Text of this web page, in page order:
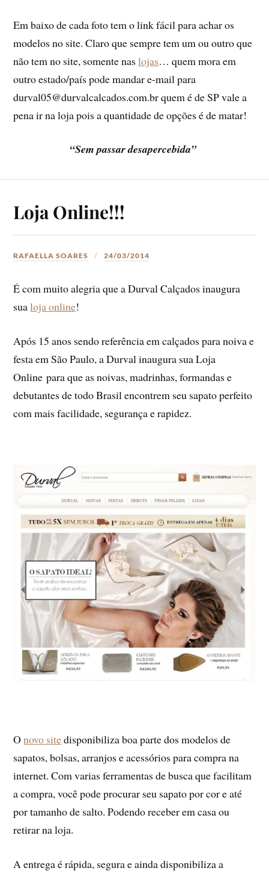
Em baixo de cada foto tem o link fácil para achar os
modelos no site. Claro que sempre tem um ou outro que
não tem no site, somente naslojas… quem mora em
outro estado/país pode mandar e-mail para
durval05@durvalcalcados.com.br quem é de SP vale a
pena ir na loja pois a quantidade de opções é de matar!
“Sem passar desapercebida”
Loja Online!!!
RAFAELLA SOARES 24/03/2014
É com muito alegria que a Durval Calçados inaugura
sualoja online!
Após 15 anos sendo referência em calçados para noiva e
festa em São Paulo, a Durval inaugura sua Loja
Online para que as noivas, madrinhas, formandas e
debutantes de todo Brasil encontrem seu sapato perfeito
com mais facilidade, segurança e rapidez.
Onovo sitedisponibiliza boa parte dos modelos de
sapatos, bolsas, arranjos e acessórios para compra na
internet. Com varias ferramentas de busca que facilitam
a compra, você pode procurar seu sapato por cor e até
por tamanho de salto. Podendo receber em casa ou
retirar na loja.
A entrega é rápida, segura e ainda disponibiliza a